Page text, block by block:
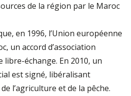
de la région par le Maroc
en 1996, l’Union européenne
un accord d’association
échange. En 2010, un
est signé, libéralisant
l’agriculture et de la pêche.